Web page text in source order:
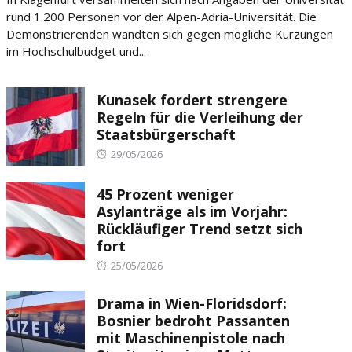
rund 1.200 Personen vor der Alpen-Adria-Universität. Die
Demonstrierenden wandten sich gegen mögliche Kürzungen
im Hochschulbudget und...
Kunasek fordert strengere
Regeln für die Verleihung der
Staatsbürgerschaft
Posted
29/05/2026
45 Prozent weniger
Asylanträge als im Vorjahr:
Rückläufiger Trend setzt sich
fort
Posted
25/05/2026
Drama in Wien-Floridsdorf:
Bosnier bedroht Passanten
mit Maschinenpistole nach